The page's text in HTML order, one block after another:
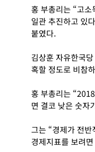
홍 부총리는 “고
일관 추진하고 있
붙였다.
김상훈 자유한국
혹할 정도로 비참
홍 부총리는
면 결코 낮은 숫자
그는 “경제가 전
경제지표를 보려